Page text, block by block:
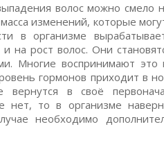
волос можно смело
изменений, которые
в организме
на рост волос. Они
Многие воспринимают это
гормонов приходит в
в своё
нет, то в организме
необходимо